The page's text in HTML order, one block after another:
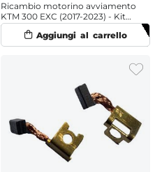
Ricambio motorino avviamento
KTM 300 EXC (2017-2023) - Kit
revisione